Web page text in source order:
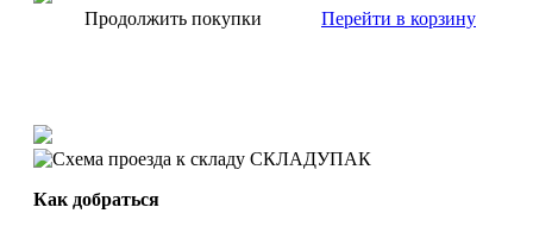
Продолжить покупки Перейти в корзину
Как добраться